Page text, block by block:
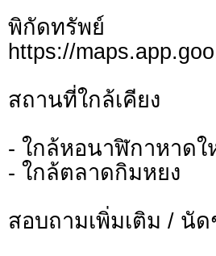
พิกั
https://
สถานที่ใกล้เคียง
- ใกล้หอนาฬิกาหาด
- ใกล้ตลาดกิมหยง
สอบถามเพิ่มเติม / นั